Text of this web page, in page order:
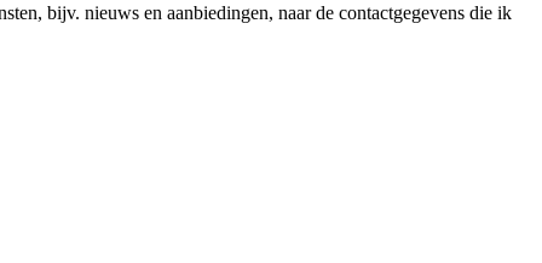
bijv. nieuws en aanbiedingen, naar de contactgegevens die ik